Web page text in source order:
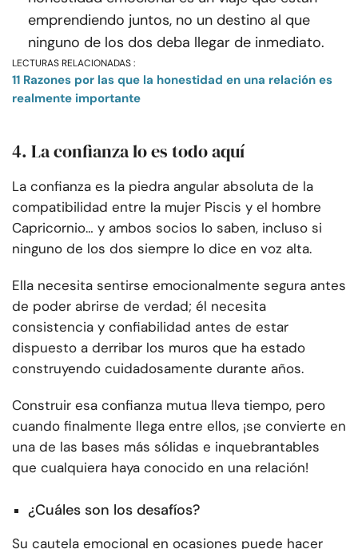
emprendiendo juntos, no un destino al que
ninguno de los dos deba llegar de inmediato.
LECTURAS RELACIONADAS :
11 Razones por las que la honestidad en una relación es
realmente importante
4. La confianza lo es todo aquí
La confianza es la piedra angular absoluta de la
compatibilidad entre la mujer Piscis y el hombre
Capricornio… y ambos socios lo saben, incluso si
ninguno de los dos siempre lo dice en voz alta.
Ella necesita sentirse emocionalmente segura antes
de poder abrirse de verdad; él necesita
consistencia y confiabilidad antes de estar
dispuesto a derribar los muros que ha estado
construyendo cuidadosamente durante años.
Construir esa confianza mutua lleva tiempo, pero
cuando finalmente llega entre ellos, ¡se convierte en
una de las bases más sólidas e inquebrantables
que cualquiera haya conocido en una relación!
¿Cuáles son los desafíos?
Su cautela emocional en ocasiones puede hacer